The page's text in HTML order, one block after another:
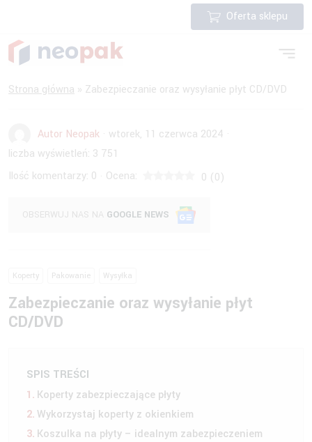
Oferta sklepu
Strona główna » Zabezpieczanie oraz wysyłanie płyt CD/DVD
Autor Neopak · wtorek, 11 czerwca 2024 ·
liczba wyświetleń: 3 751
Ilość komentarzy: 0 · Ocena: 0 (0)
OBSERWUJ NAS NA GOOGLE NEWS
Koperty Pakowanie Wysyłka
Zabezpieczanie oraz wysyłanie płyt
CD/DVD
SPIS TREŚCI
Koperty zabezpieczające płyty
Wykorzystaj koperty z okienkiem
Koszulka na płyty – idealnym zabezpieczeniem